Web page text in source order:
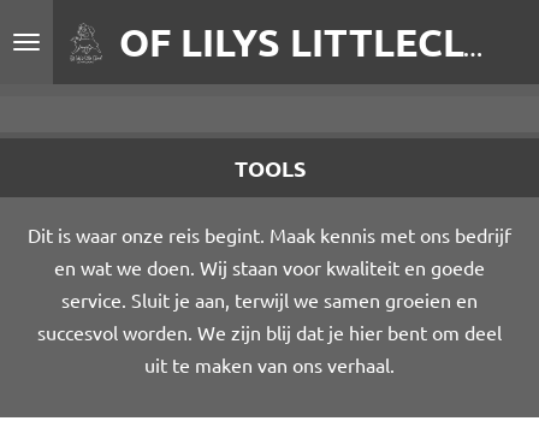
OF LILYS LITTLECLOUD
TOOLS
Dit is waar onze reis begint. Maak kennis met ons bedrijf
en wat we doen. Wij staan voor kwaliteit en goede
service. Sluit je aan, terwijl we samen groeien en
succesvol worden. We zijn blij dat je hier bent om deel
uit te maken van ons verhaal.